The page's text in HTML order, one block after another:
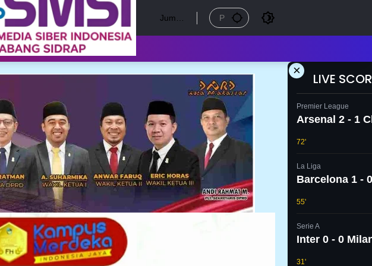
Jumat
×
LIVE
Premier League
Arsenal 2 - 1
72'
La Liga
Barcelona 1 -
55'
Serie A
Inter 0 - 0
31'